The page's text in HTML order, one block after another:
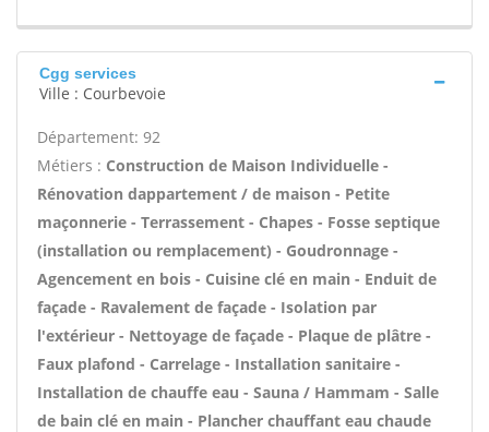
Cgg services
Ville : Courbevoie
Département: 92
Métiers : Construction de Maison Individuelle -
Rénovation dappartement / de maison - Petite
maçonnerie - Terrassement - Chapes - Fosse septique
(installation ou remplacement) - Goudronnage -
Agencement en bois - Cuisine clé en main - Enduit de
façade - Ravalement de façade - Isolation par
l'extérieur - Nettoyage de façade - Plaque de plâtre -
Faux plafond - Carrelage - Installation sanitaire -
Installation de chauffe eau - Sauna / Hammam - Salle
de bain clé en main - Plancher chauffant eau chaude